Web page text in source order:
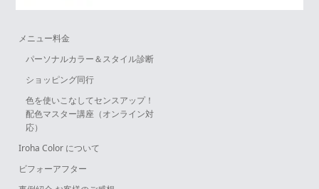
メニュー料金
パーソナルカラー＆スタイル診断
ショッピング同行
色を使いこなしてセンスアップ！
配色マスター講座（オンライン対
応）
Iroha Color について
ビフォーアフター